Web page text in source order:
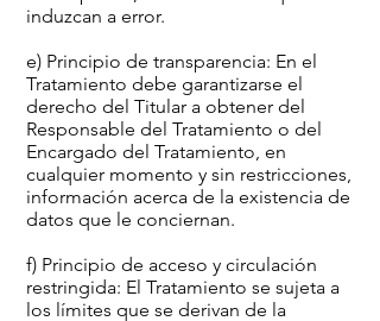
induzcan a error.
e) Principio de transparencia: En el
Tratamiento debe garantizarse el
derecho del Titular a obtener del
Responsable del Tratamiento o del
Encargado del Tratamiento, en
cualquier momento y sin restricciones,
información acerca de la existencia de
datos que le conciernan.
f) Principio de acceso y circulación
restringida: El Tratamiento se sujeta a
los límites que se derivan de la